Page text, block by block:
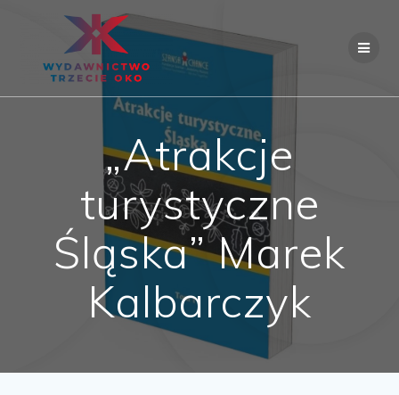
to
content
„Atrakcje
turystyczne
Śląska” Marek
Kalbarczyk